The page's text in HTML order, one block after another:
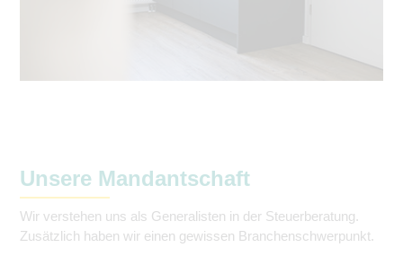
Unsere Mandantschaft
Wir verstehen uns als Generalisten in der Steuerberatung.
Zusätzlich haben wir einen gewissen Branchenschwerpunkt.